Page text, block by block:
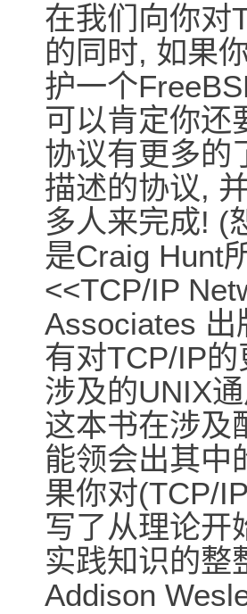
在我们向你对
的同时, 如果
护一个
可以肯定你还
协议有更多的
描述的协议,
多人来完成! (
是Craig Hunt
<<TCP/IP
Associates 出
有对TCP/IP
涉及的UNIX
这本书在涉及
能领会出其中
果你对(TCP/
写了从理论开
实践知识的整
Addison